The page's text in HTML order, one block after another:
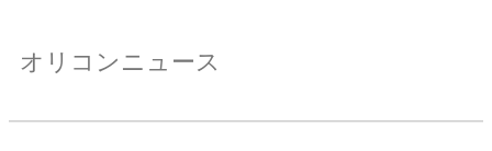
オリコンニュース